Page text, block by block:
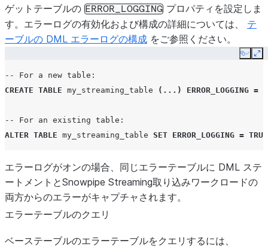
ゲットテーブルの ERROR_LOGGING プロパティを設定しま
す。エラーログの有効化および構成の詳細については、 テ
ーブルの DML エラーログの構成 をご参照ください。
Copy
-- For a new table:
CREATE TABLE my_streaming_table (...) ERROR_LOGGING =
-- For an existing table:
ALTER TABLE my_streaming_table SET ERROR_LOGGING = TRUE
エラーログがオンの場合、同じエラーテーブルに DML ステ
ートメントとSnowpipe Streaming取り込みワークロードの
両方からのエラーがキャプチャされます。
エラーテーブルのクエリ
ベーステーブルのエラーテーブルをクエリするには、